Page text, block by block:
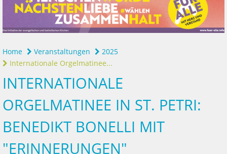
Home Veranstaltungen
2025
Internationale Orgelmatinee...
INTERNATIONALE
ORGELMATINEE IN ST. PETRI:
BENEDIKT BONELLI MIT
"ERINNERUNGEN"